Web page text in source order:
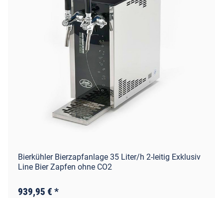
Bierkühler Bierzapfanlage 35 Liter/h 2-leitig Exklusiv
Line Bier Zapfen ohne CO2
939,95 € *